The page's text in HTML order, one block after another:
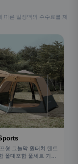
따른 일정액의 수수료를 제
형 그늘막 원터치 텐트
폴대포함 풀세트 기본